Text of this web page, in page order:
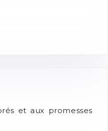
et aux promesses